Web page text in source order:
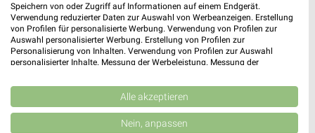
✔Einkaufsliste - Einkauf stressfrei planen
JETZT LADEN UND SPAREN!
Speichern von oder Zugriff auf Informationen auf einem Endgerät.
Verwendung reduzierter Daten zur Auswahl von Werbeanzeigen. Erstellung
von Profilen für personalisierte Werbung. Verwendung von Profilen zur
Auswahl personalisierter Werbung. Erstellung von Profilen zur
Personalisierung von Inhalten. Verwendung von Profilen zur Auswahl
personalisierter Inhalte. Messung der Werbeleistung. Messung der
Kombinationen von Daten aus verschiedenen Quellen. Entwicklung und
Verbesserung der Angebote. Verwendung reduzierter Daten zur Auswahl
von Inhalten.
Daten können außerhalb der Europäischen Union weitergegeben und in die
Alle akzeptieren
Nein, anpassen